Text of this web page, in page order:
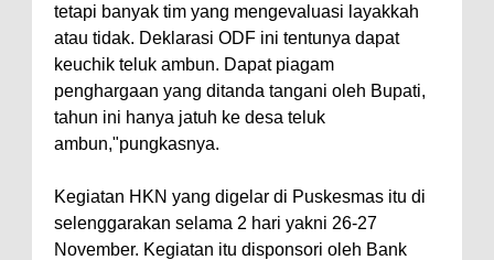
tetapi banyak tim yang mengevaluasi layakkah
atau tidak. Deklarasi ODF ini tentunya dapat
keuchik teluk ambun. Dapat piagam
penghargaan yang ditanda tangani oleh Bupati,
tahun ini hanya jatuh ke desa teluk
ambun,"pungkasnya.
Kegiatan HKN yang digelar di Puskesmas itu di
selenggarakan selama 2 hari yakni 26-27
November. Kegiatan itu disponsori oleh Bank